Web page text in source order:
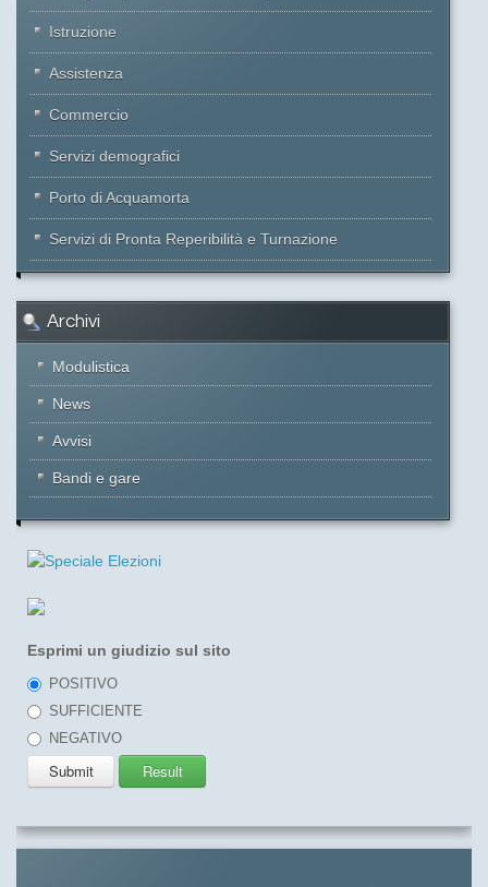
Istruzione
Assistenza
Commercio
Servizi demografici
Porto di Acquamorta
Servizi di Pronta Reperibilità e Turnazione
Archivi
Modulistica
News
Avvisi
Bandi e gare
Esprimi un giudizio sul sito
POSITIVO
SUFFICIENTE
NEGATIVO